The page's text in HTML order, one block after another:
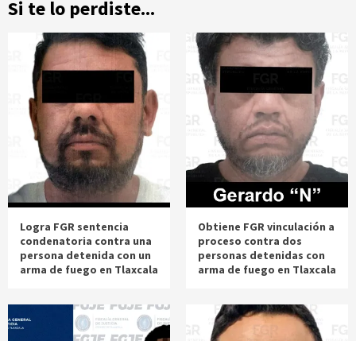
Si te lo perdiste...
Logra FGR sentencia
condenatoria contra una
persona detenida con un
arma de fuego en Tlaxcala
Obtiene FGR vinculación a
proceso contra dos
personas detenidas con
arma de fuego en Tlaxcala